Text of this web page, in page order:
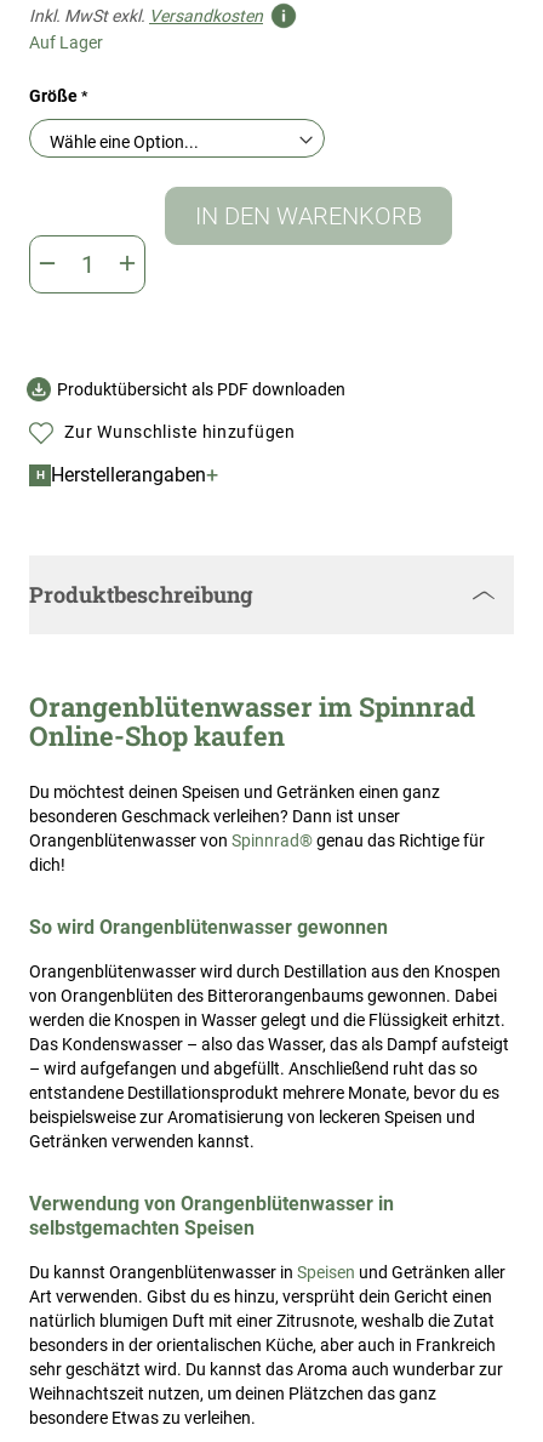
Inkl. MwSt exkl. Versandkosten
Auf Lager
Größe
IN DEN WARENKORB
Produktübersicht als PDF downloaden
Zur Wunschliste hinzufügen
H Herstellerangaben+
Produktbeschreibung
Orangenblütenwasser im Spinnrad
Online-Shop kaufen
Du möchtest deinen Speisen und Getränken einen ganz
besonderen Geschmack verleihen? Dann ist unser
Orangenblütenwasser von Spinnrad®genau das Richtige für
dich!
So wird Orangenblütenwasser gewonnen
Orangenblütenwasser wird durch Destillation aus den Knospen
von Orangenblüten des Bitterorangenbaums gewonnen. Dabei
werden die Knospen in Wasser gelegt und die Flüssigkeit erhitzt.
Das Kondenswasser – also das Wasser, das als Dampf aufsteigt
– wird aufgefangen und abgefüllt. Anschließend ruht das so
entstandene Destillationsprodukt mehrere Monate, bevor du es
beispielsweise zur Aromatisierung von leckeren Speisen und
Getränken verwenden kannst.
Verwendung von Orangenblütenwasser in
selbstgemachten Speisen
Du kannst Orangenblütenwasser in Speisen und Getränken aller
Art verwenden. Gibst du es hinzu, versprüht dein Gericht einen
natürlich blumigen Duft mit einer Zitrusnote, weshalb die Zutat
besonders in der orientalischen Küche, aber auch in Frankreich
sehr geschätzt wird. Du kannst das Aroma auch wunderbar zur
Weihnachtszeit nutzen, um deinen Plätzchen das ganz
besondere Etwas zu verleihen.